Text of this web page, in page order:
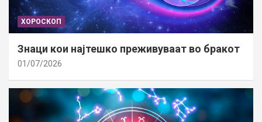
ХОРОСКОП
Знаци кои најтешко преживуваат во бракот
01/07/2026